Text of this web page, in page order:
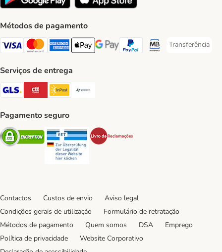
Métodos de pagamento
Visa Payment Method
Mastercard Payment Method
American Express Payment Method
Apple Pay Payment Method
Google Pay Payment Method
PayPal Payment Method
Multibanco Payment
Transferência
Transferência
Serviços de entrega
GLS Shipping Method
CTTExpress Shipping Method
InPost Shipping Method
Pagamento seguro
Security Security
Contactos Custos de envio
Aviso legal
Condições gerais de utilização
Formulário de retratação
Métodos de pagamento
Quem somos DSA
Emprego
Política de privacidade
Website Corporativo